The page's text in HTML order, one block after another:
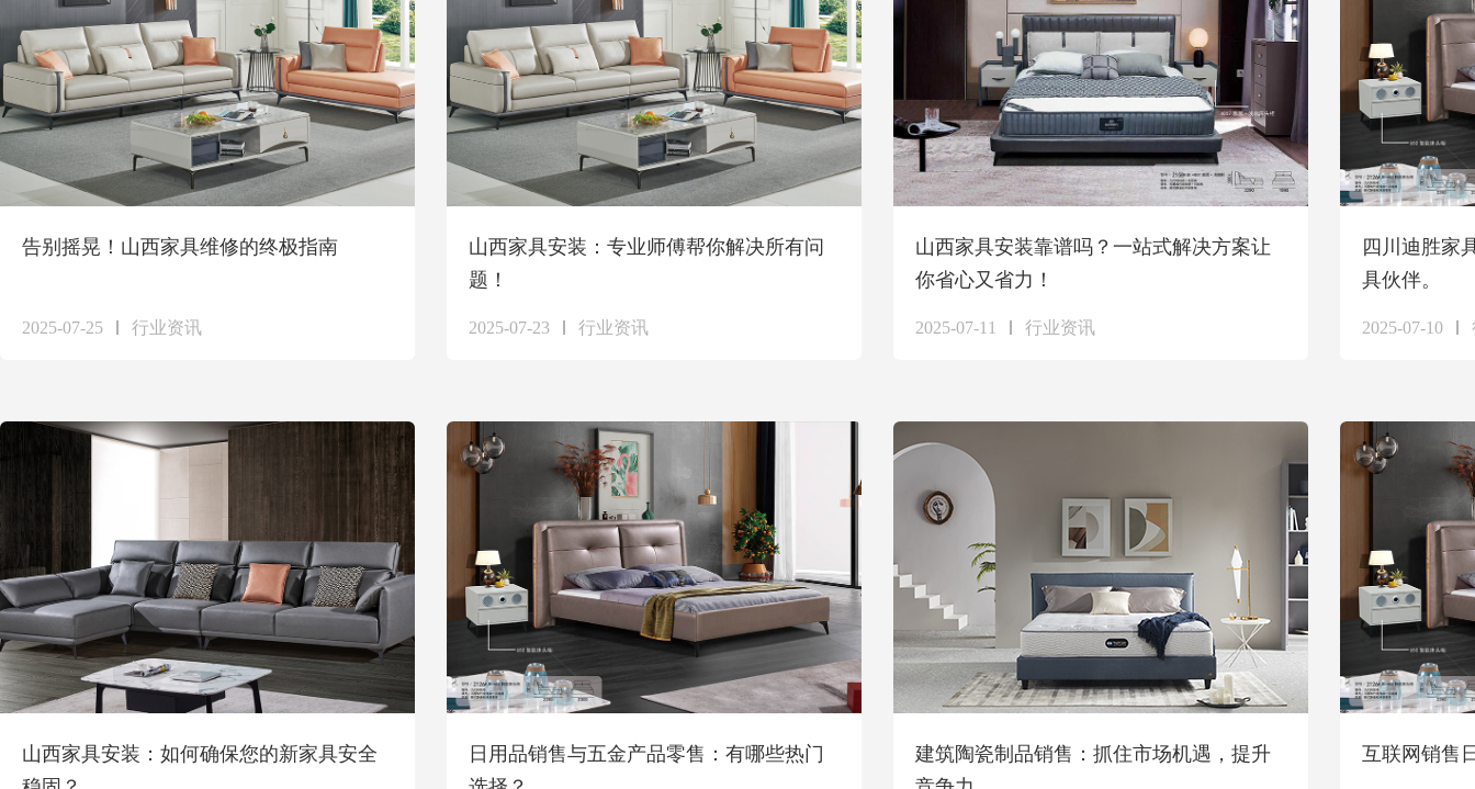
告别摇晃！山西家具维修的终极指南
2025-07-25 行业资讯
山西家具安装：专业师傅帮你解决所有问
题！
2025-07-23 行业资讯
山西家具安装靠谱吗？一站式解决方案让
你省心又省力！
2025-07-11 行业资讯
四川迪胜家
具伙伴。
2025-07-10
山西家具安装：如何确保您的新家具安全
日用品销售与五金产品零售：有哪些热门
建筑陶瓷制品销售：抓住市场机遇，提升
互联网销售